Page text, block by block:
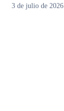
3 de julio de 2026